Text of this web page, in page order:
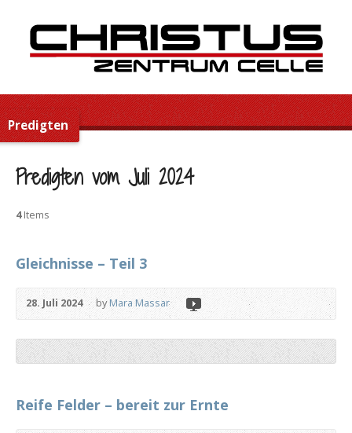
Predigten
Predigten vom Juli 2024
4Items
Gleichnisse – Teil 3
28. Juli 2024 byMara Massar
Reife Felder – bereit zur Ernte